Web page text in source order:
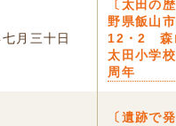
月三十日
〔太田の
野県飯山
12・2 森
太田小学
周年
〔遺跡で